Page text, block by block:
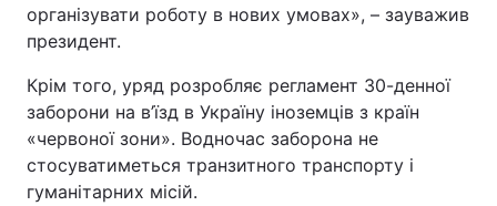
організувати роботу в нових умовах», – зауважив
президент.
Крім того, уряд розробляє регламент 30-денної
заборони на в’їзд в Україну іноземців з країн
«червоної зони». Водночас заборона не
стосуватиметься транзитного транспорту і
гуманітарних місій.